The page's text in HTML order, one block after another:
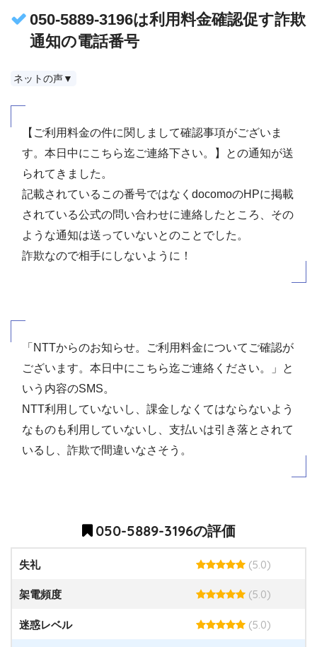
050-5889-3196は利用料金確認促す詐欺
通知の電話番号
ネットの声▼
【ご利用料金の件に関しまして確認事項がございま
す。本日中にこちら迄ご連絡下さい。】との通知が送
られてきました。
記載されているこの番号ではなくdocomoのHPに掲載
されている公式の問い合わせに連絡したところ、その
ような通知は送っていないとのことでした。
詐欺なので相手にしないように！
「NTTからのお知らせ。ご利用料金についてご確認が
ございます。本日中にこちら迄ご連絡ください。」と
いう内容のSMS。
NTT利用していないし、課金しなくてはならないよう
なものも利用していないし、支払いは引き落とされて
いるし、詐欺で間違いなさそう。
050-5889-3196の評価
失礼 (5.0)
架電頻度 (5.0)
迷惑レベル (5.0)